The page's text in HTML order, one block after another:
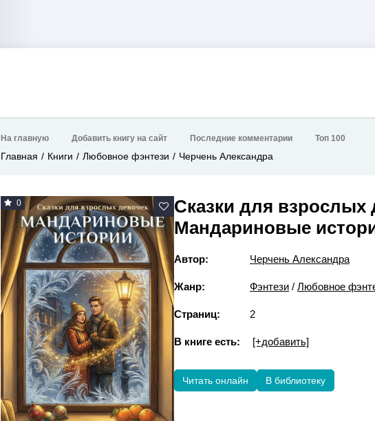
На главную Добавить книгу на сайт Последние комментарии Топ 100
Главная Книги Любовное фэнтези Черчень Александра
0
Сказки для взрослых
Мандариновые
Автор: Черчень Александра
Жанр: Фэнтези / Любовное
Страниц: 2
В книге есть: [+добавить]
Читать онлайн В библиотеку